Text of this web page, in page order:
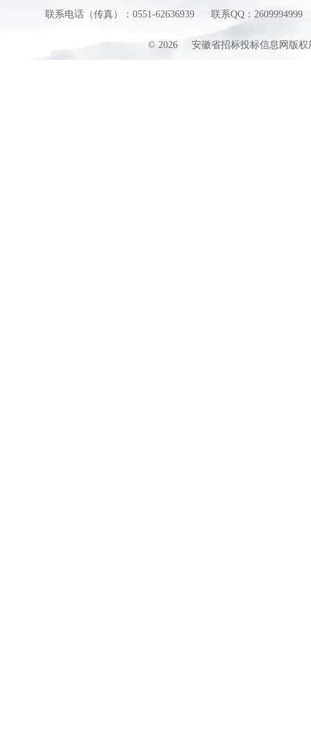
联系电话（传真）：0551-62636939 联系QQ：2609994999
© 2026 安徽省招标投标信息网版